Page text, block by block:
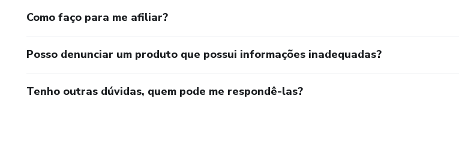
Como faço para me afiliar?
Posso denunciar um produto que possui informações inadequadas?
Tenho outras dúvidas, quem pode me respondê-las?